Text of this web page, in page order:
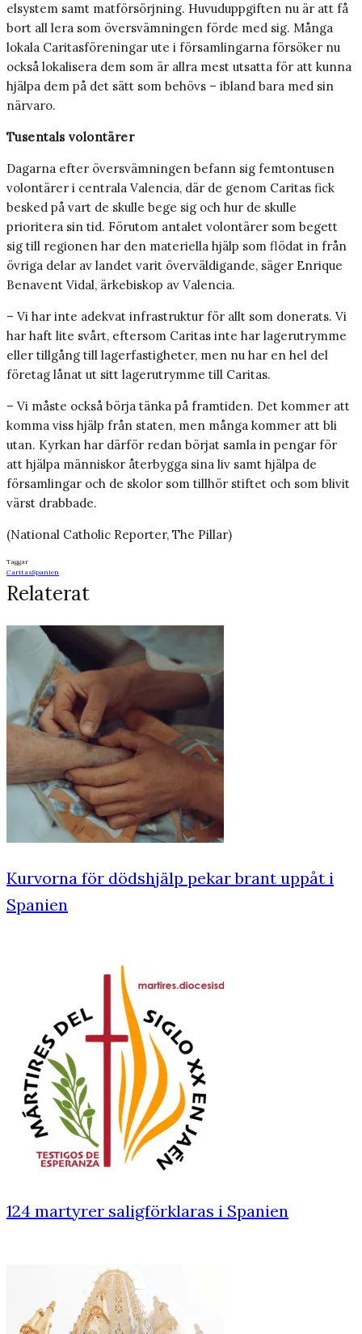
elsystem samt matförsörjning. Huvuduppgiften nu är att få
bort all lera som översvämningen förde med sig. Många
lokala Caritasföreningar ute i församlingarna försöker nu
också lokalisera dem som är allra mest utsatta för att kunna
hjälpa dem på det sätt som behövs – ibland bara med sin
närvaro.
Tusentals volontärer
Dagarna efter översvämningen befann sig femtontusen
volontärer i centrala Valencia, där de genom Caritas fick
besked på vart de skulle bege sig och hur de skulle
prioritera sin tid. Förutom antalet volontärer som begett
sig till regionen har den materiella hjälp som flödat in från
övriga delar av landet varit överväldigande, säger Enrique
Benavent Vidal, ärkebiskop av Valencia.
– Vi har inte adekvat infrastruktur för allt som donerats. Vi
har haft lite svårt, eftersom Caritas inte har lagerutrymme
eller tillgång till lagerfastigheter, men nu har en hel del
företag lånat ut sitt lagerutrymme till Caritas.
– Vi måste också börja tänka på framtiden. Det kommer att
komma viss hjälp från staten, men många kommer att bli
utan. Kyrkan har därför redan börjat samla in pengar för
att hjälpa människor återbygga sina liv samt hjälpa de
församlingar och de skolor som tillhör stiftet och som blivit
värst drabbade.
(National Catholic Reporter, The Pillar)
Taggar
CaritasSpanien
Relaterat
Kurvorna för dödshjälp pekar brant uppåt i
Spanien
124 martyrer saligförklaras i Spanien